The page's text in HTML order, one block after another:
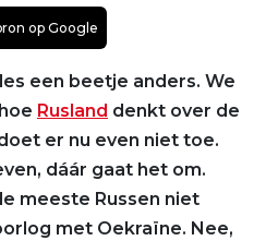
op Google
een beetje anders. We
Rusland denkt over de
er nu even niet toe.
dáár gaat het om.
meeste Russen niet
met Oekraïne. Nee,